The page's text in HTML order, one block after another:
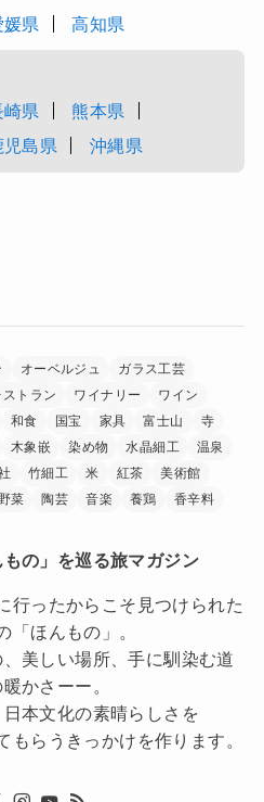
媛県 高知県
崎県
熊本県
児島県 沖縄県
オーベルジュ
ガラス工芸
ストラン ワイナリー
ワイン
和食 国宝 家具 富士山
寺
木象嵌 染め物 水晶細工
温泉
竹細工 米 紅茶
美術館
菜 陶芸 音楽 養鶏 香辛料
もの」を巡る旅マガジン
行ったからこそ見つけられた
「ほんもの」。
美しい場所、手に馴染む道
かさーー。
日本文化の素晴らしさを
もらうきっかけを作ります。